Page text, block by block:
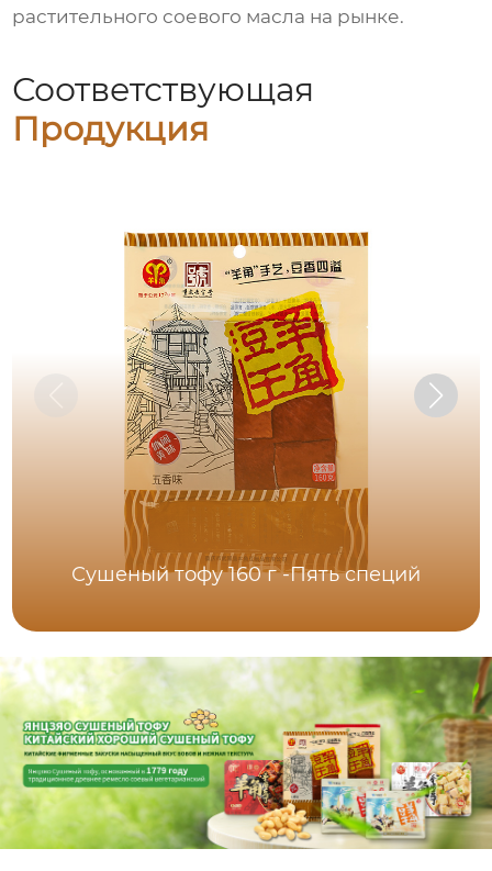
растительного соевого масла на рынке.
Соответствующая
Продукция
Сушеный тофу 160 г -Пять специй